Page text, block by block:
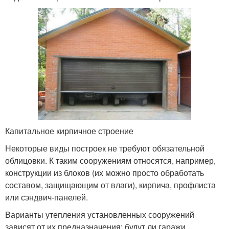
Капитальное кирпичное строение
Некоторые виды построек не требуют обязательной
облицовки. К таким сооружениям относятся, например,
конструкции из блоков (их можно просто обработать
составом, защищающим от влаги), кирпича, профлиста
или сэндвич-панелей.
Варианты утепления установленных сооружений
зависят от их предназначения: будут ли гаражи